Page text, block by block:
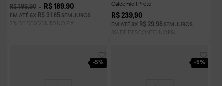
R$ 199,90 R$ 189,90
EM ATÉ 6X R$ 31 ,65 SEM JUROS
Calce Fácil Preto
R$ 239,90
EM ATÉ 8 X R$ 29,98 SEM JUROS
-5% -5%